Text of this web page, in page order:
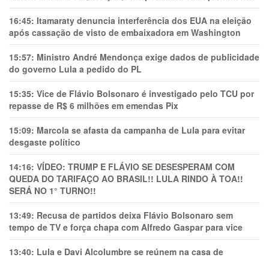
16:45: Itamaraty denuncia interferência dos EUA na eleição
após cassação de visto de embaixadora em Washington
15:57: Ministro André Mendonça exige dados de publicidade
do governo Lula a pedido do PL
15:35: Vice de Flávio Bolsonaro é investigado pelo TCU por
repasse de R$ 6 milhões em emendas Pix
15:09: Marcola se afasta da campanha de Lula para evitar
desgaste político
14:16: VÍDEO: TRUMP E FLÁVIO SE DESESPERAM COM
QUEDA DO TARIFAÇO AO BRASIL!! LULA RINDO À TOA!!
SERÁ NO 1° TURNO!!
13:49: Recusa de partidos deixa Flávio Bolsonaro sem
tempo de TV e força chapa com Alfredo Gaspar para vice
13:40: Lula e Davi Alcolumbre se reúnem na casa de